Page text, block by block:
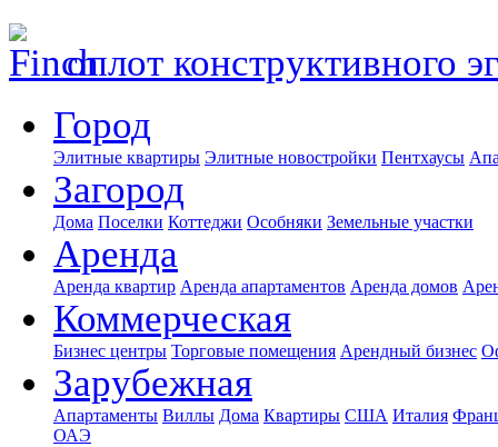
оплот конструктивного
Город
Элитные квартиры Элитные новостройки Пентхаусы
Загород
Дома Поселки Коттеджи Особняки Земельные участки
Аренда
Аренда квартир Аренда апартаментов Аренда домов
Коммерческая
Бизнес центры Торговые помещения Арендный бизнес
Зарубежная
Апартаменты Виллы Дома Квартиры США Италия
ОАЭ